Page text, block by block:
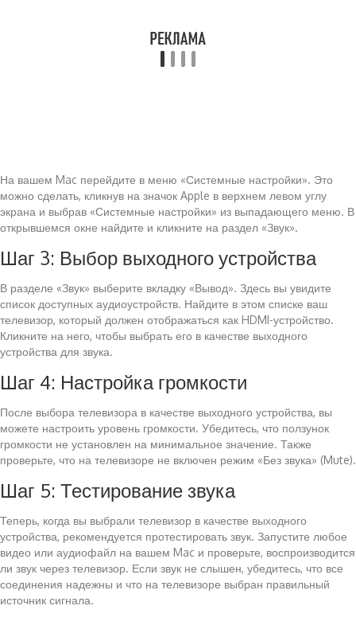
На вашем Mac перейдите в меню «Системные настройки». Это
можно сделать, кликнув на значок Apple в верхнем левом углу
экрана и выбрав «Системные настройки» из выпадающего меню. В
открывшемся окне найдите и кликните на раздел «Звук».
Шаг 3: Выбор выходного устройства
В разделе «Звук» выберите вкладку «Вывод». Здесь вы увидите
список доступных аудиоустройств. Найдите в этом списке ваш
телевизор, который должен отображаться как HDMI-устройство.
Кликните на него, чтобы выбрать его в качестве выходного
устройства для звука.
Шаг 4: Настройка громкости
После выбора телевизора в качестве выходного устройства, вы
можете настроить уровень громкости. Убедитесь, что ползунок
громкости не установлен на минимальное значение. Также
проверьте, что на телевизоре не включен режим «Без звука» (Mute).
Шаг 5: Тестирование звука
Теперь, когда вы выбрали телевизор в качестве выходного
устройства, рекомендуется протестировать звук. Запустите любое
видео или аудиофайл на вашем Mac и проверьте, воспроизводится
ли звук через телевизор. Если звук не слышен, убедитесь, что все
соединения надежны и что на телевизоре выбран правильный
источник сигнала.